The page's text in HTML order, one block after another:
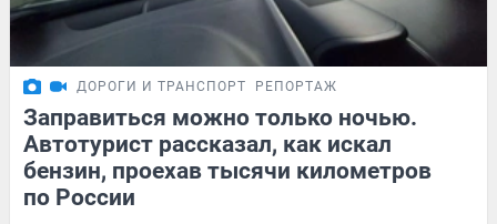
ДОРОГИ И ТРАНСПОРТ РЕПОРТАЖ
Заправиться можно только ночью.
Автотурист рассказал, как искал
бензин, проехав тысячи километров
по России